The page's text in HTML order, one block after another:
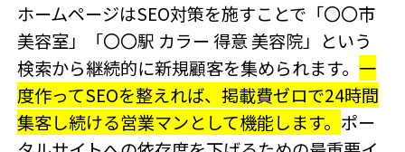
ホームページはSEO対策を施すことで「〇〇市
美容室」「〇〇駅 カラー 得意 美容院」という
検索から継続的に新規顧客を集められます。 一
度作ってSEOを整えれば、掲載費ゼロで24時間
集客し続ける営業マンとして機能します。 ポー